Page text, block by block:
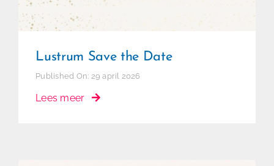
Lustrum Save the Date
Published On: 29 april 2026
Lees meer